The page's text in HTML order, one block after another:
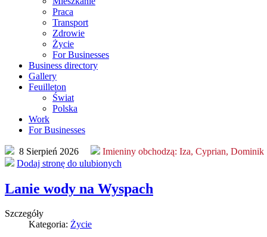
Praca
Transport
Zdrowie
Życie
For Businesses
Business directory
Gallery
Feuilleton
Świat
Polska
Work
For Businesses
8 Sierpień 2026 Imieniny obchodzą: Iza, Cyprian, Dominik
Dodaj stronę do ulubionych
Lanie wody na Wyspach
Szczegóły
Kategoria: Życie